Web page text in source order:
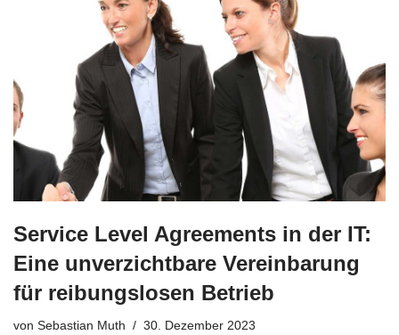
Service Level Agreements in der IT:
Eine unverzichtbare Vereinbarung
für reibungslosen Betrieb
von Sebastian Muth 30. Dezember 2023